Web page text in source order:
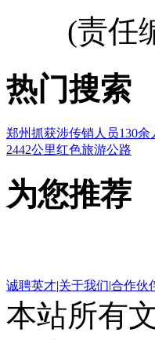
(责任编
热门搜索
郑州抓获涉传销人员130余
2442公里红色旅游公路
为您推荐
诚聘英才|关于我们|合作伙
本站所有